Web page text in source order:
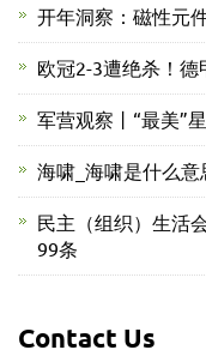
开年洞察：磁性元
欧冠2-3遭绝杀！
军营观察丨“最美”
海啸_海啸是什么
民主（组织）生活
99条
Contact Us